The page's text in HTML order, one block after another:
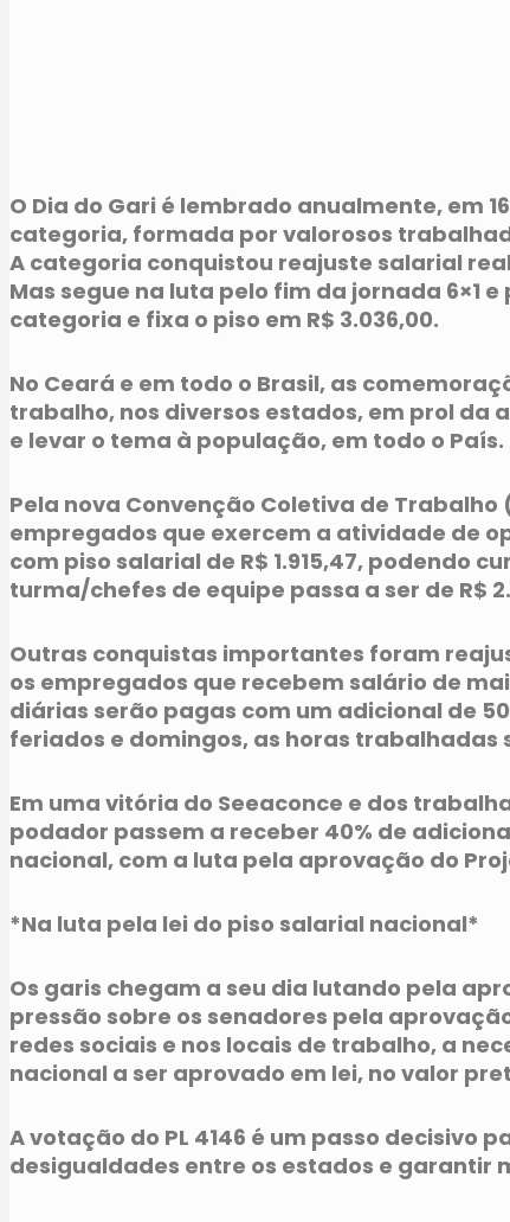
O Dia do Gari é lembrado anualmente, em
categoria, formada por valorosos
A categoria conquistou reajuste salarial
Mas segue na luta pelo fim da jornada 6×1
categoria e fixa o piso em R$ 3.036,00.
No Ceará e em todo o Brasil, as
trabalho, nos diversos estados, em prol da
e levar o tema à população, em todo o País.
Pela nova Convenção Coletiva de Trabalho
empregados que exercem a atividade de
com piso salarial de R$ 1.915,47, podendo
turma/chefes de equipe passa a ser de R$
Outras conquistas importantes foram
os empregados que recebem salário de
diárias serão pagas com um adicional de
feriados e domingos, as horas trabalhadas
Em uma vitória do Seeaconce e dos
podador passem a receber 40% de
nacional, com a luta pela aprovação do
*Na luta pela lei do piso salarial nacional*
Os garis chegam a seu dia lutando pela
pressão sobre os senadores pela
redes sociais e nos locais de trabalho, a
nacional a ser aprovado em lei, no valor
A votação do PL 4146 é um passo
desigualdades entre os estados e garantir